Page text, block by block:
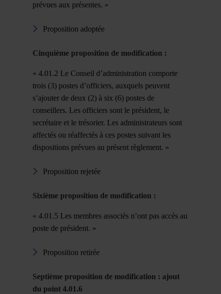
prévues aux présentes. »
Proposition adoptée
Cinquième proposition de modification :
« 4.01.2 Le Conseil d’administration comporte
trois (3) postes d’officiers, auxquels peuvent
s’ajouter de deux (2) à six (6) postes de
conseillers. Les officiers sont le président, le
secrétaire et le trésorier. Les administrateurs sont
affectés ou réaffectés à ces postes suivant les
dispositions prévues au présent règlement. »
Proposition rejetée
Sixième proposition de modification :
« 4.01.5 Les membres associés n’ont pas accès au
poste de président. »
Proposition retirée
Septième proposition de modification : ajout
du point 4.01.6